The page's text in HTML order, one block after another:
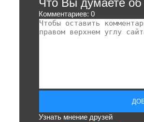
Что Вы думаете об
Комментариев: 0
Узнать мнение друзей